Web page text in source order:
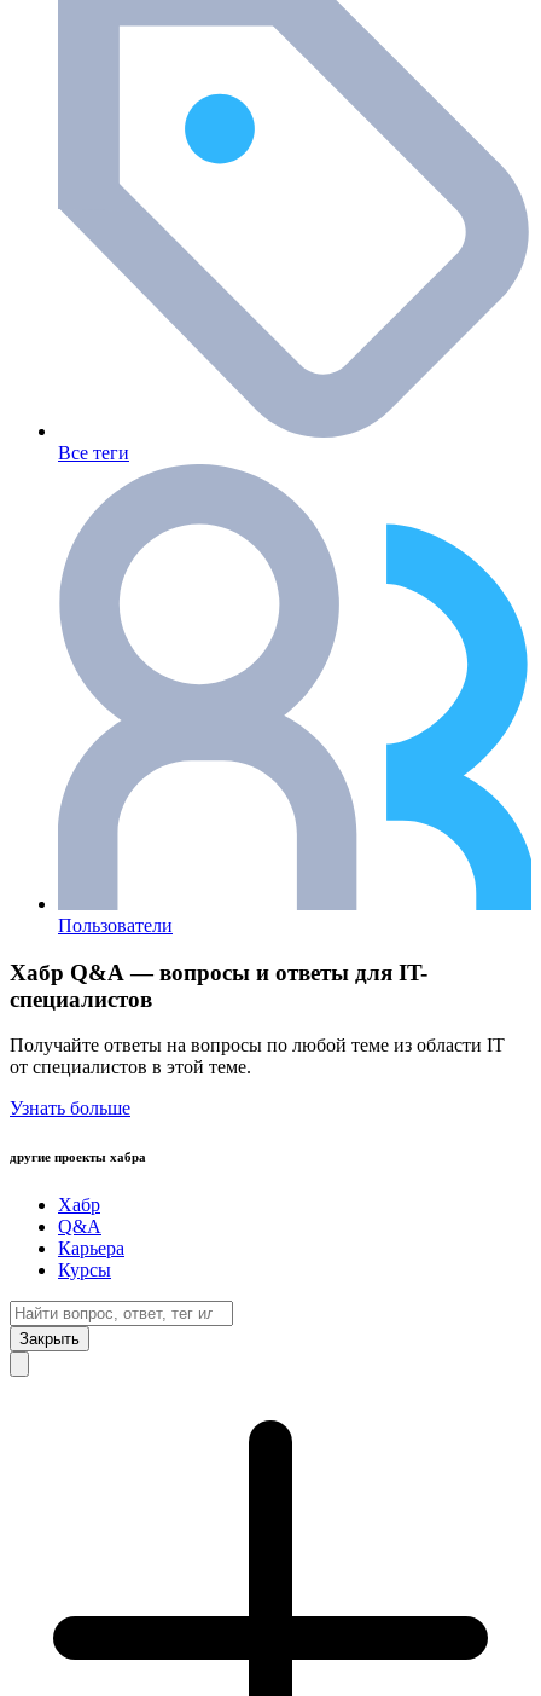
Все теги
Пользователи
Хабр Q&A — вопросы и ответы для IT-
специалистов
Получайте ответы на вопросы по любой теме из области IT
от специалистов в этой теме.
Узнать больше
другие проекты хабра
Хабр
Q&A
Карьера
Курсы
Закрыть